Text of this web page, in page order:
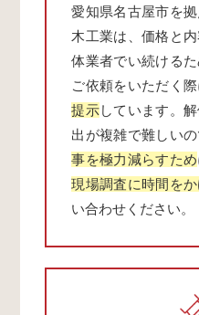
愛知県名古屋市を
木工業は、価格と
体業者でい続ける
ご依頼をいただく
提示しています。
出が複雑で難しいの
事を極力減らすため
現場調査に時間をか
い合わせください。